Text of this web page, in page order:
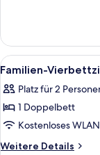
anzeigen
Doppel-
oder
-
Alle
Fotos
für
Familien-
Vierbettzimmer
anzeigen
7
Familien-
Platz für 2
1 Doppelbett
Kostenloses WLAN
Weitere Details
Weitere